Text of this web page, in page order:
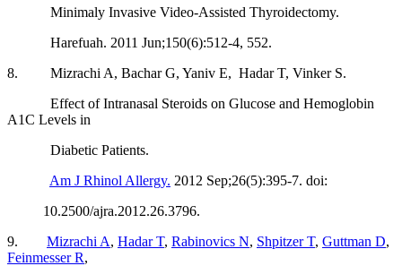
Minimaly Invasive Video-Assisted Thyroidectomy.
Harefuah. 2011 Jun;150(6):512-4, 552.
8. Mizrachi A, Bachar G, Yaniv E, Hadar T, Vinker S.
Effect of Intranasal Steroids on Glucose and Hemoglobin
A1C Levels in
Diabetic Patients.
Am J Rhinol Allergy. 2012 Sep;26(5):395-7. doi:
10.2500/ajra.2012.26.3796.
9. Mizrachi A, Hadar T, Rabinovics N, Shpitzer T, Guttman D,
Feinmesser R,